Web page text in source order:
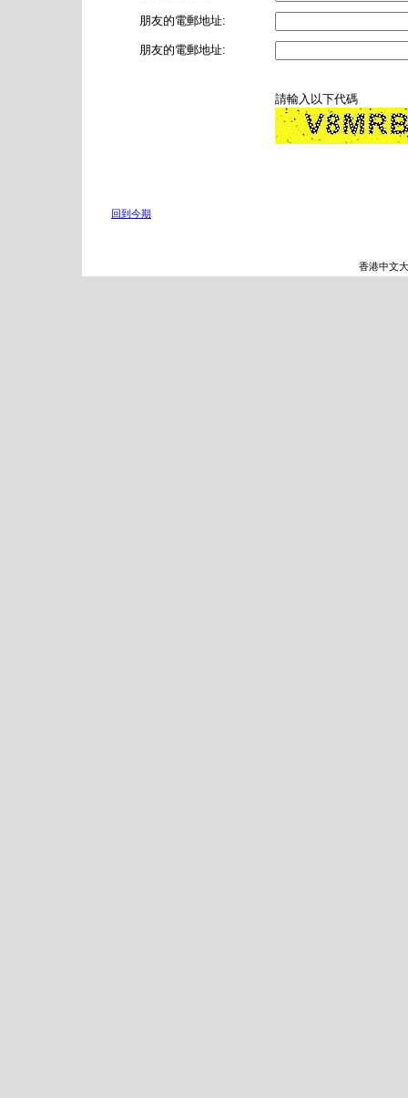
朋友的電郵地址:
朋友的電郵地址:
請輸入以下代碼
回到今期
香港中文